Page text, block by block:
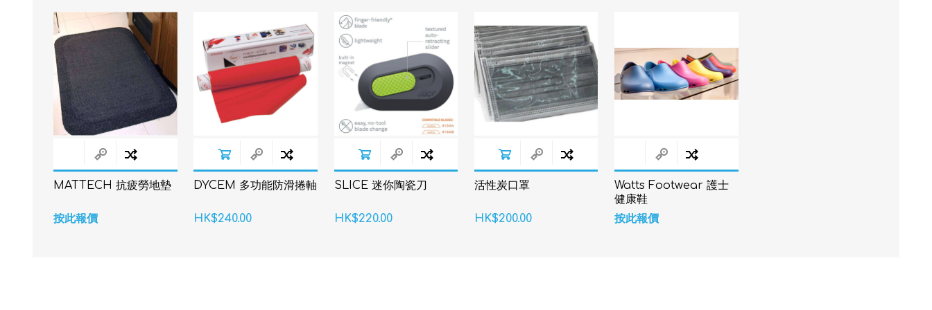
MATTECH 抗疲勞地墊
按此報價
DYCEM 多功能防滑捲軸
HK$240.00
SLICE 迷你陶瓷刀
HK$220.00
活性炭口罩
HK$200.00
Watts Footwear 護士
健康鞋
按此報價